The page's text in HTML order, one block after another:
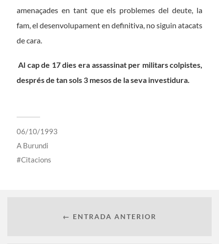
amenaçades en tant que els problemes del deute, la
fam, el desenvolupament en definitiva, no siguin atacats
de cara.
Al cap de 17 dies era assassinat per militars colpistes,
després de tan sols 3 mesos de la seva investidura.
06/10/1993
A Burundi
Citacions
← ENTRADA ANTERIOR